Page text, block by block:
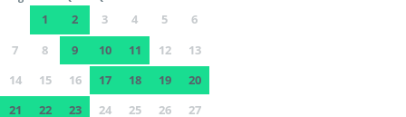
1 2 3 4 5
6
7
8 9 10 11 12
13
14
15 16 17 18 19
20
21
22 23 24 25 26 27